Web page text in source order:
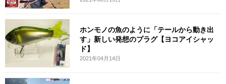
ホンモノの魚のように「テールから動き出
す」新しい発想のプラグ【ヨコアイシャッ
ド】
2021年04月14日